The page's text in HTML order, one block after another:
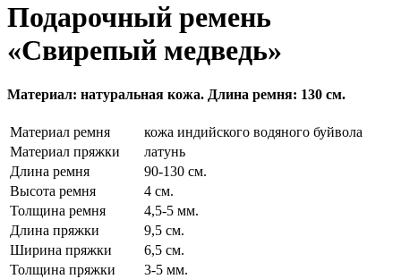
Подарочный ремень
«Свирепый медведь»
Материал: натуральная кожа. Длина ремня: 130 см.
Материал ремня
кожа индийского водяного буйвола
Материал пряжки
латунь
Длина ремня
90-130 см.
Высота ремня
4 см.
Толщина ремня
4,5-5 мм.
Длина пряжки
9,5 см.
Ширина пряжки
6,5 см.
Толщина пряжки
3-5 мм.